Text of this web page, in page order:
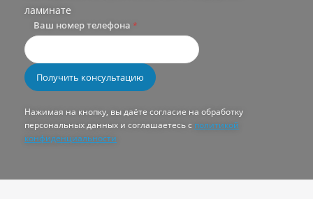
ламинате
Ваш номер телефона *
Нажимая на кнопку, вы даёте согласие на обработку
персональных данных и соглашаетесь с политикой
конфиденциальности